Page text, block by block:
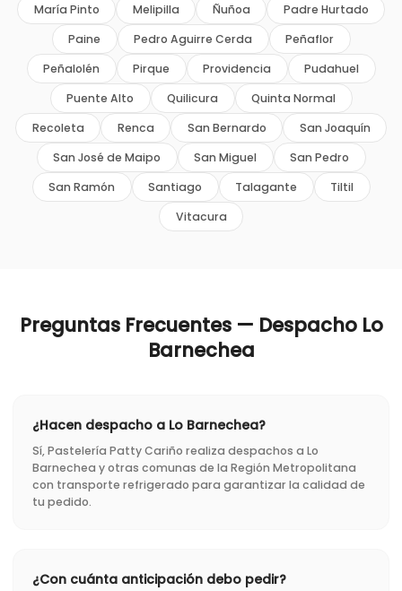
María Pinto Melipilla Ñuñoa
Padre Hurtado
Paine
Pedro Aguirre Cerda
Peñaflor
Peñalolén
Pirque Providencia
Pudahuel
Puente Alto
Quilicura
Quinta Normal
Recoleta
Renca San Bernardo
San Joaquín
San José de Maipo
San Miguel
San Pedro
San Ramón
Santiago Talagante
Tiltil
Vitacura
Preguntas Frecuentes — Despacho Lo
Barnechea
¿Hacen despacho a Lo Barnechea?
Sí, Pastelería Patty Cariño realiza despachos a Lo
Barnechea y otras comunas de la Región Metropolitana
con transporte refrigerado para garantizar la calidad de
tu pedido.
¿Con cuánta anticipación debo pedir?